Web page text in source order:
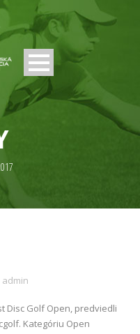
admin
Disc Golf Open, predviedli
Kategóriu Open